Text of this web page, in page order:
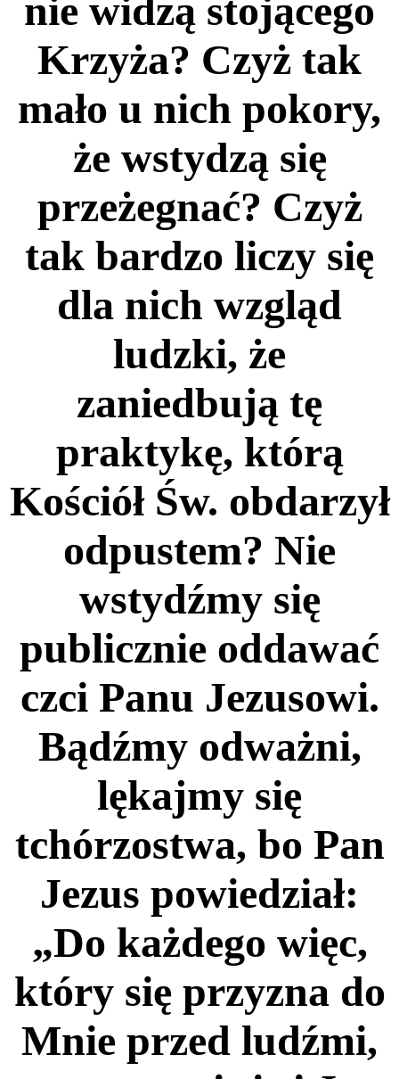
nie widzą stojącego
Krzyża? Czyż tak
mało u nich pokory,
że wstydzą się
przeżegnać? Czyż
tak bardzo liczy się
dla nich wzgląd
ludzki, że
zaniedbują tę
praktykę, którą
Kościół Św. obdarzył
odpustem? Nie
wstydźmy się
publicznie oddawać
czci Panu Jezusowi.
Bądźmy odważni,
lękajmy się
tchórzostwa, bo Pan
Jezus powiedział:
„Do każdego więc,
który się przyzna do
Mnie przed ludźmi,